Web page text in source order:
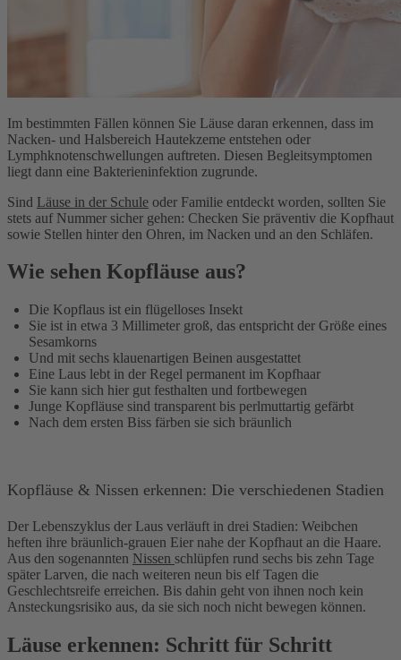
Im bestimmten Fällen können Sie Läuse daran erkennen, dass im
Nacken- und Halsbereich Hautekzeme entstehen oder
Lymphknotenschwellungen auftreten. Diesen Begleitsymptomen
liegt dann eine Bakterieninfektion zugrunde.
Sind Läuse in der Schule oder Familie entdeckt worden, sollten Sie
stets auf Nummer sicher gehen: Checken Sie präventiv die Kopfhaut
sowie Stellen hinter den Ohren, im Nacken und an den Schläfen.
Wie sehen Kopfläuse aus?
Die Kopflaus ist ein flügelloses Insekt
Sie ist in etwa 3 Millimeter groß, das entspricht der Größe eines
Sesamkorns
Und mit sechs klauenartigen Beinen ausgestattet
Eine Laus lebt in der Regel permanent im Kopfhaar
Sie kann sich hier gut festhalten und fortbewegen
Junge Kopfläuse sind transparent bis perlmuttartig gefärbt
Nach dem ersten Biss färben sie sich bräunlich
Kopfläuse & Nissen erkennen: Die verschiedenen Stadien
Der Lebenszyklus der Laus verläuft in drei Stadien: Weibchen
heften ihre bräunlich-grauen Eier nahe der Kopfhaut an die Haare.
Aus den sogenannten Nissen schlüpfen rund sechs bis zehn Tage
später Larven, die nach weiteren neun bis elf Tagen die
Geschlechtsreife erreichen. Bis dahin geht von ihnen noch kein
Ansteckungsrisiko aus, da sie sich noch nicht bewegen können.
Läuse erkennen: Schritt für Schritt